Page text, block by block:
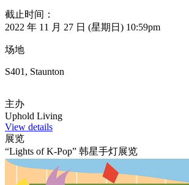
截止时间：
2022 年 11 月 27 日 (星期日) 10:59pm
场地
S401, Staunton
主办
Uphold Living
View details
展览
“Lights of K-Pop” 韩星手灯展览